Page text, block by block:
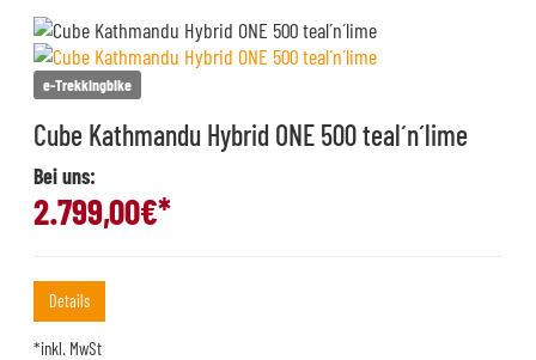
e-Trekkingbike
Cube Kathmandu Hybrid ONE 500 teal´n´lime
Bei uns:
2.799,00€*
Details
*inkl. MwSt